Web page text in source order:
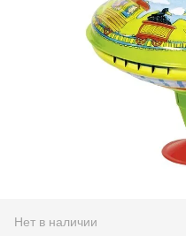
Нет в наличии